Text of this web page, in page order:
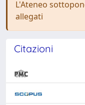
L'Ateneo
allegati
Citazioni